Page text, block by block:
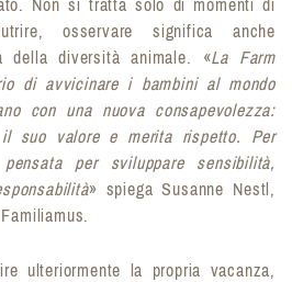
Non si tratta solo di momenti di
osservare significa anche
della diversità animale. «La Farm
di avvicinare i bambini al mondo
con una nuova consapevolezza:
suo valore e merita rispetto. Per
per sviluppare sensibilità,
» spiega Susanne Nestl,
ulteriormente la propria vacanza,